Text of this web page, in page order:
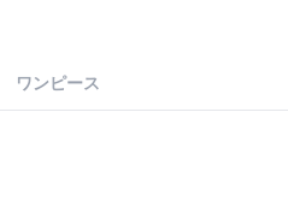
ワンピース